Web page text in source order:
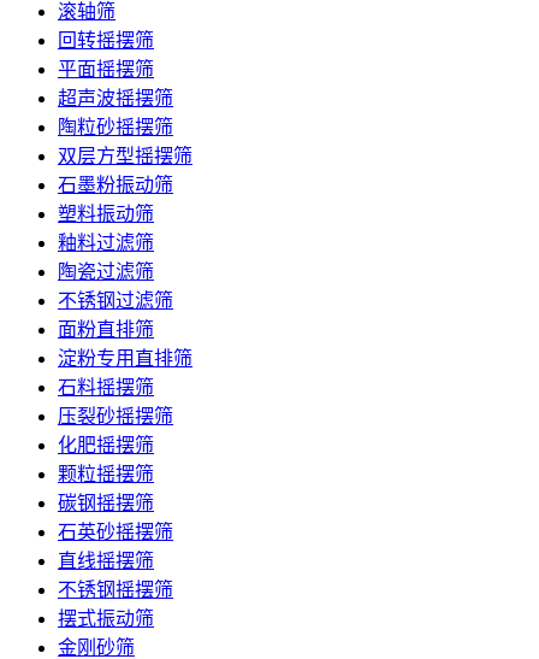
滚轴筛
回转摇摆筛
平面摇摆筛
超声波摇摆筛
陶粒砂摇摆筛
双层方型摇摆筛
石墨粉振动筛
塑料振动筛
釉料过滤筛
陶瓷过滤筛
不锈钢过滤筛
面粉直排筛
淀粉专用直排筛
石料摇摆筛
压裂砂摇摆筛
化肥摇摆筛
颗粒摇摆筛
碳钢摇摆筛
石英砂摇摆筛
直线摇摆筛
不锈钢摇摆筛
摆式振动筛
金刚砂筛